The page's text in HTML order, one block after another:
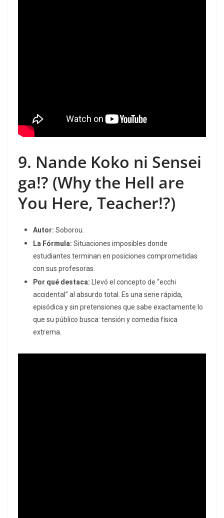
9. Nande Koko ni Sensei
ga!? (Why the Hell are
You Here, Teacher!?)
Autor: Soborou.
La Fórmula: Situaciones imposibles donde
estudiantes terminan en posiciones comprometidas
con sus profesoras.
Por qué destaca: Llevó el concepto de “ecchi
accidental” al absurdo total. Es una serie rápida,
episódica y sin pretensiones que sabe exactamente lo
que su público busca: tensión y comedia física
extrema.